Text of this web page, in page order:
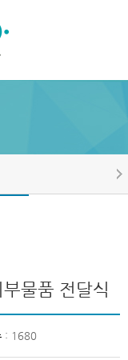
물품 전달식
: 1680